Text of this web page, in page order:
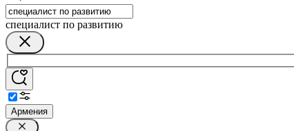
специалист по развитию
Армения